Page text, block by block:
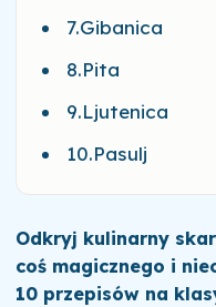
7.Gibanica
8.Pita
9.Ljutenica
10.Pasulj
Odkryj kulinarny
coś magicznego i
10 przepisów na